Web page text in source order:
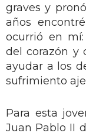
graves y
años
ocurrió en
del corazón y
ayudar a los
sufrimiento
Para esta
Juan Pablo II